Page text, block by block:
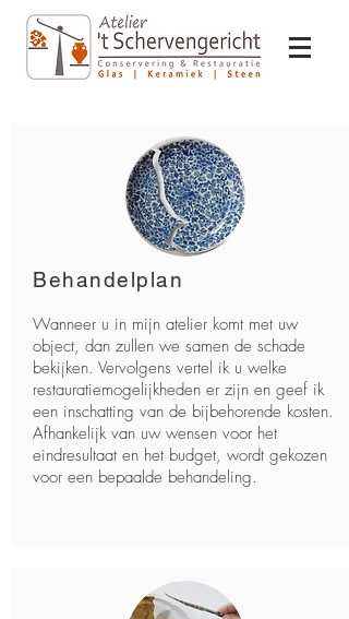
Behandelplan
Wanneer u in mijn atelier komt met uw
object, dan zullen we samen de schade
bekijken. Vervolgens vertel ik u welke
restauratiemogelijkheden er zijn en geef ik
een inschatting van de bijbehorende kosten.
Afhankelijk van uw wensen voor het
eindresultaat en het budget, wordt gekozen
voor een bepaalde behandeling.